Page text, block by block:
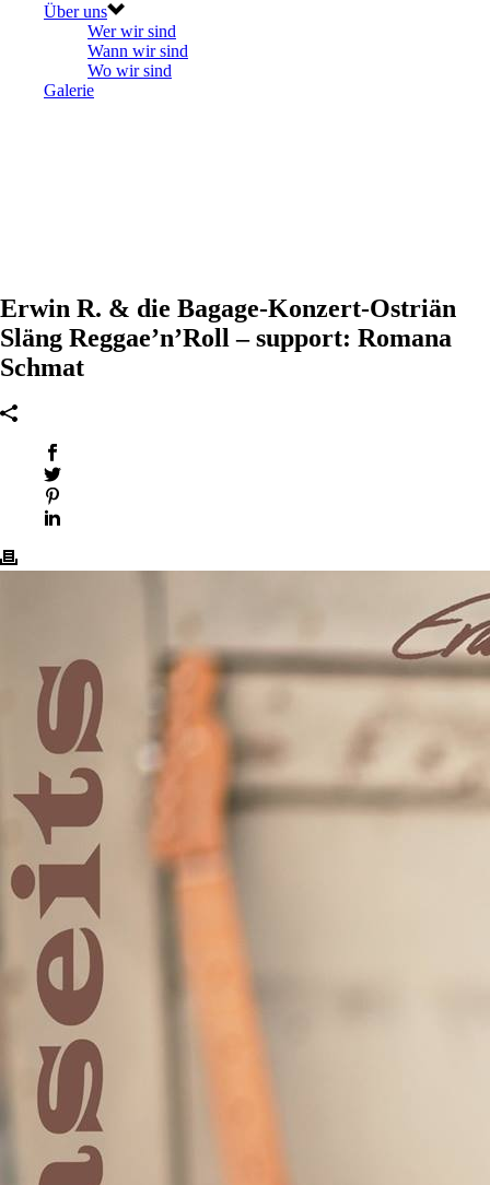
Über uns
Wer wir sind
Wann wir sind
Wo wir sind
Galerie
Erwin R. & die Bagage-Konzert-Ostriän
Släng Reggae’n’Roll – support: Romana
Schmat